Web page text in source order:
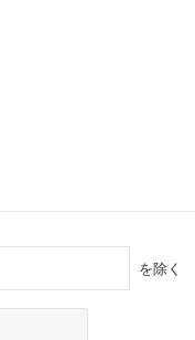
を除く